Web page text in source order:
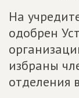
На
одобрен
избраны
отделения